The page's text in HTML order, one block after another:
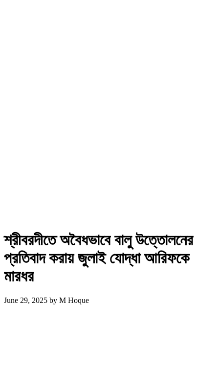
শ্রীবরদীতে অবৈধভাবে বালু উত্তোলনের
প্রতিবাদ করায় জুলাই যোদ্ধা আরিফকে
মারধর
June 29, 2025 by M Hoque